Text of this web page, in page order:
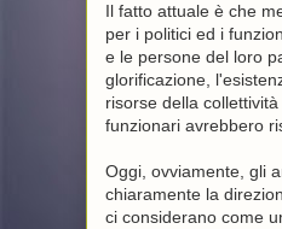
Il fatto attuale è che
per i politici ed i
e le persone del loro
glorificazione,
risorse della
funzionari avrebbero
Oggi, ovviamente, gli
chiaramente la
ci considerano come